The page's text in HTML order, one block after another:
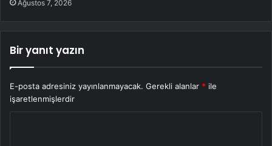
Ağustos 7, 2026
Bir yanıt yazın
E-posta adresiniz yayınlanmayacak. Gerekli alanlar * ile
işaretlenmişlerdir